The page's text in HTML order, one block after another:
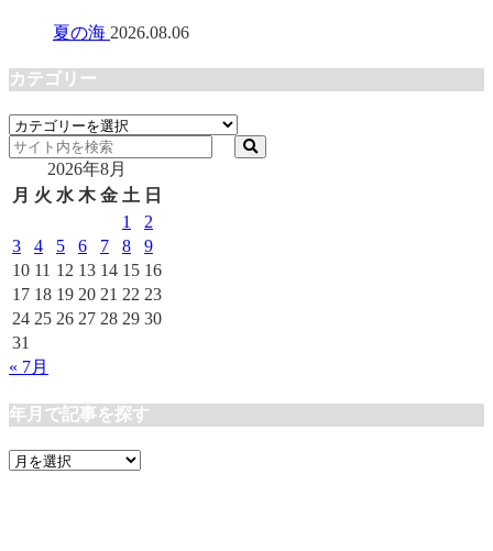
夏の海 2026.08.06
カテゴリー
カ
テ
リ
2026年8月
月 火 水 木 金 土 日
1
2
3
4 5 6 7 8
9
10 11 12 13 14 15 16
17 18 19 20 21 22 23
24 25 26 27 28 29 30
31
« 7月
年月で記事を探す
年